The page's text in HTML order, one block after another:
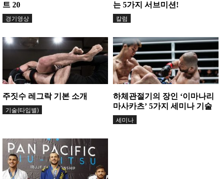
트 20
경기영상
는 5가지 서브미션!
칼럼
주짓수 레그락 기본 소개
기술(타입별)
하체관절기의 장인 ‘이마나리
마사카츠’ 5가지 세미나 기술
세미나